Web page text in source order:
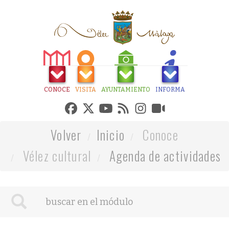
CONOCE VISITA AYUNTAMIENTO INFORMA
Volver Inicio
Conoce
Vélez cultural
Agenda de actividades